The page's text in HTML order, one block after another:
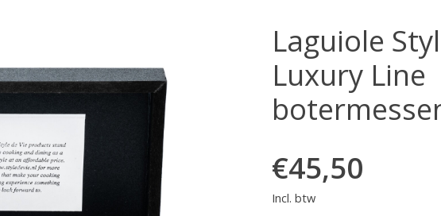
Laguiole
Luxury Line
€45,50
Incl. btw